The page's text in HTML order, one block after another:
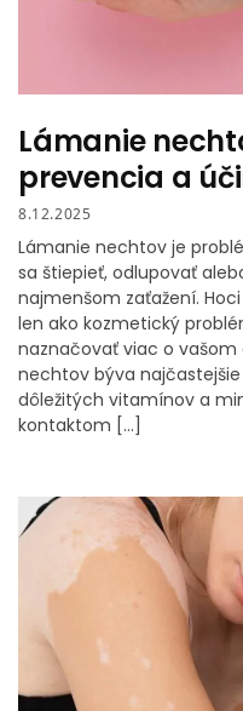
Lámanie
prevencia a
8.12.2025
Lámanie nechtov je
sa štiepieť, odlupovať
najmenšom zaťažení.
len ako kozmetický
naznačovať viac o vašom
nechtov býva
dôležitých vitamínov a
kontaktom […]